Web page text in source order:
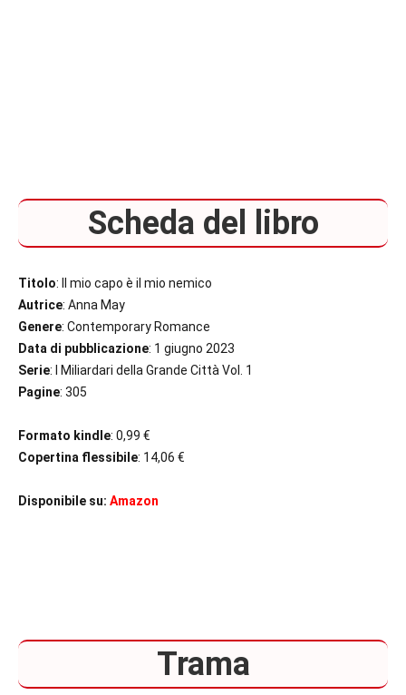
Scheda del libro
Titolo: Il mio capo è il mio nemico
Autrice: Anna May
Genere: Contemporary Romance
Data di pubblicazione: 1 giugno 2023
Serie: I Miliardari della Grande Città Vol. 1
Pagine: 305
Formato kindle: 0,99 €
Copertina flessibile: 14,06 €
Disponibile su: Amazon
Trama